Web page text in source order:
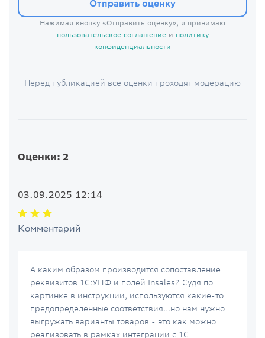
Отправить оценку
Нажимая кнопку «Отправить оценку», я принимаю
пользовательское соглашениеи политику
конфиденциальности
Перед публикацией все оценки проходят модерацию
Оценки: 2
03.09.2025 12:14
Комментарий
А каким образом производится сопоставление
реквизитов 1С:УНФ и полей Insales? Судя по
картинке в инструкции, используются какие-то
предопределенные соответствия...но нам нужно
выгружать варианты товаров - это как можно
реализовать в рамках интеграции с 1С